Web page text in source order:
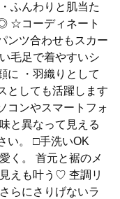
ふんわりと肌当た
☆コーディネート
ンツ合わせもスカー
毛足で着やすいシ
に ・羽織りとして
としても活躍します
コンやスマートフォ
と異なって見える
い。 □手洗いOK
く。 首元と裾のメ
えも叶う♡ 杢調リ
らにさりげないラ